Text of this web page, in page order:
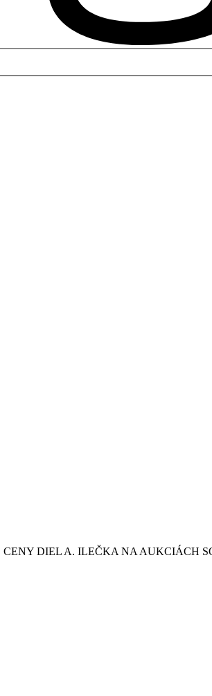
DIEL A. ILEČKA NA AUKCIÁCH